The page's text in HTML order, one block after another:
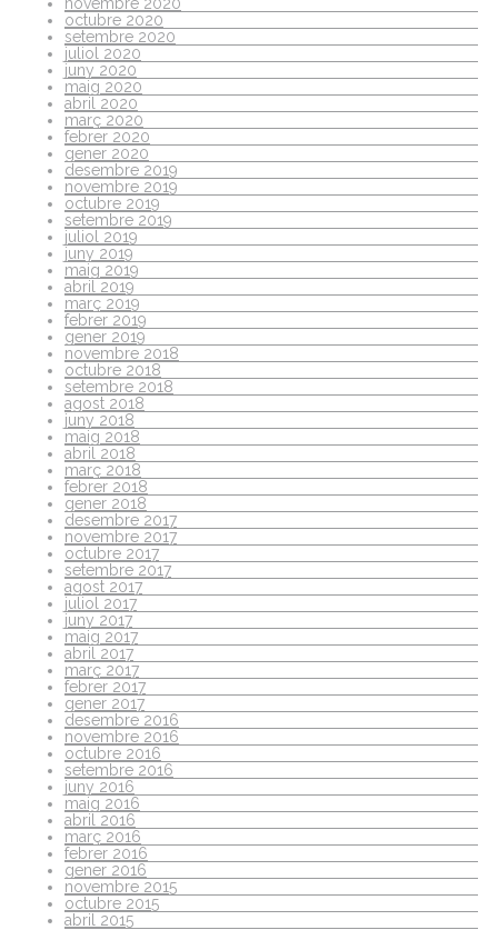
octubre 2020
setembre 2020
juliol 2020
juny 2020
maig 2020
abril 2020
març 2020
febrer 2020
gener 2020
desembre 2019
novembre 2019
octubre 2019
setembre 2019
juliol 2019
juny 2019
maig 2019
abril 2019
març 2019
febrer 2019
gener 2019
novembre 2018
octubre 2018
setembre 2018
agost 2018
juny 2018
maig 2018
abril 2018
març 2018
febrer 2018
gener 2018
desembre 2017
novembre 2017
octubre 2017
setembre 2017
agost 2017
juliol 2017
juny 2017
maig 2017
abril 2017
març 2017
febrer 2017
gener 2017
desembre 2016
novembre 2016
octubre 2016
setembre 2016
juny 2016
maig 2016
abril 2016
març 2016
febrer 2016
gener 2016
novembre 2015
octubre 2015
abril 2015